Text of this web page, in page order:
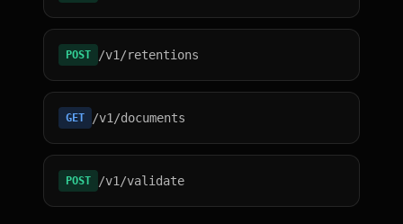
POST /v1/retentions
GET /v1/documents
POST /v1/validate